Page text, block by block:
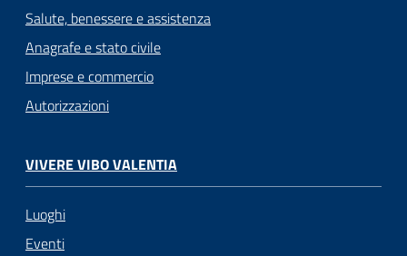
Salute, benessere e assistenza
Anagrafe e stato civile
Imprese e commercio
Autorizzazioni
VIVERE VIBO VALENTIA
Luoghi
Eventi